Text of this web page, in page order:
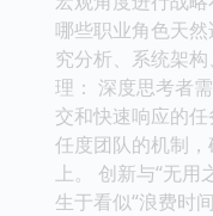
哪些职业角色天
究分析、系统架
理： 深度思考者
交和快速响应的
任度团队的机制
上。 创新与“无
生于看似“浪费时